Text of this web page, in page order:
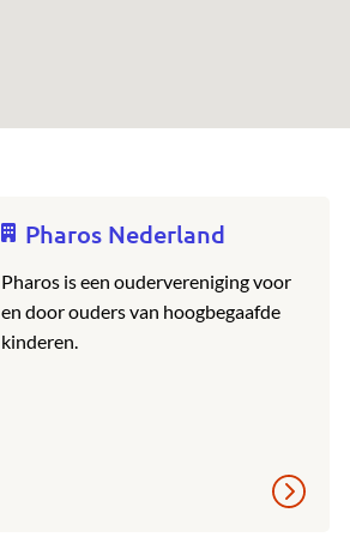
Pharos Nederland
Pharos is een oudervereniging voor
en door ouders van hoogbegaafde
kinderen.